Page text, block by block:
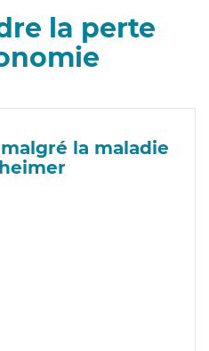
la perte
la maladie